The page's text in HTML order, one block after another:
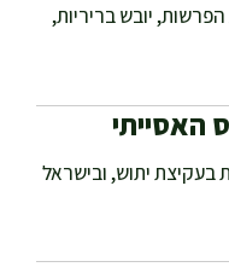
יובש בריריות,
האסייתי
בעקיצת יתוש, ובישראל